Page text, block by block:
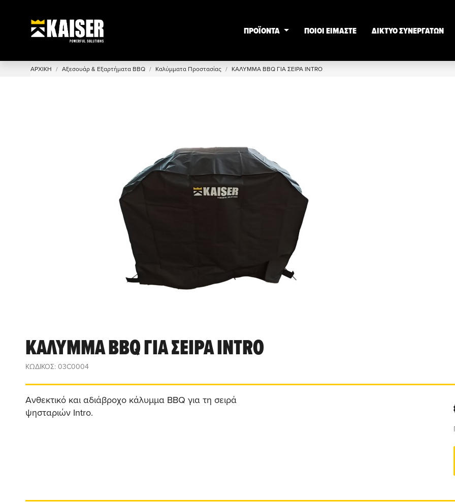
ΠΡΟΪΟΝΤΑ ΠΟΙΟΙ ΕΙΜΑΣΤΕ ΔΙΚΤΥΟ ΣΥΝΕΡΓΑΤΩΝ
ΑΡΧΙΚΗ Αξεσουάρ & Εξαρτήματα BBQ Καλύμματα Προστασίας ΚΑΛΥΜΜΑ ΒΒQ ΓΙΑ ΣΕΙΡΑ INTRO
ΚΑΛΥΜΜΑ ΒΒQ ΓΙΑ ΣΕΙΡΑ INTRO
ΚΩΔΙΚΟΣ: 03C0004
Ανθεκτικό και αδιάβροχο κάλυμμα BBQ για τη σειρά
ψησταριών Intro.